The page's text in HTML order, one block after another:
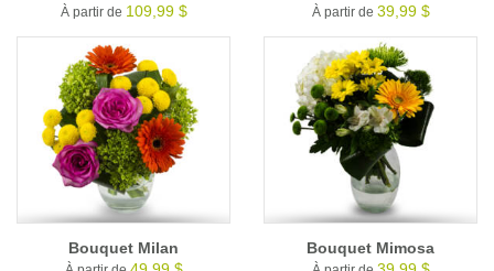
À partir de 109,99 $ À partir de 39,99 $
Bouquet Milan Bouquet Mimosa